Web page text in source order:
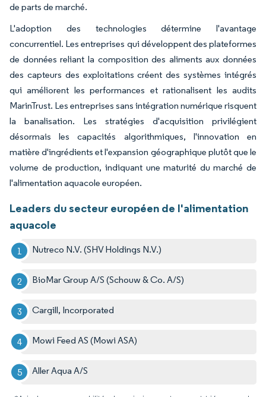
de parts de marché.
L'adoption des technologies détermine l'avantage
concurrentiel. Les entreprises qui développent des plateformes
de données reliant la composition des aliments aux données
des capteurs des exploitations créent des systèmes intégrés
qui améliorent les performances et rationalisent les audits
MarinTrust. Les entreprises sans intégration numérique risquent
la banalisation. Les stratégies d'acquisition privilégient
désormais les capacités algorithmiques, l'innovation en
matière d'ingrédients et l'expansion géographique plutôt que le
volume de production, indiquant une maturité du marché de
l'alimentation aquacole européen.
Leaders du secteur européen de l'alimentation
aquacole
Nutreco N.V. (SHV Holdings N.V.)
BioMar Group A/S (Schouw & Co. A/S)
Cargill, Incorporated
Mowi Feed AS (Mowi ASA)
Aller Aqua A/S